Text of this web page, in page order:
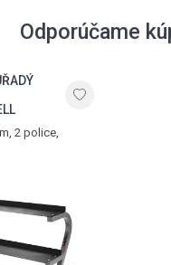
Odporúčame
2 police,